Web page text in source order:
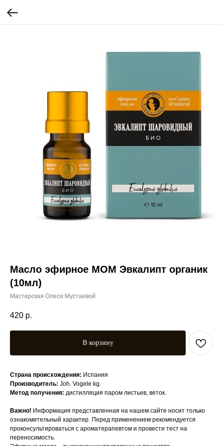
Масло эфирное МОМ Эвкалипт органик
(10мл)
Мастерская Олеси Мустаевой
420 р.
В корзину
Страна происхождения: Испания
Производитель: Joh. Vogele kg.
Метод получения: дистилляция паром листьев, веток.
Важно! Информация представленная на нашем сайте носит только
ознакомительный характер. Перед применением рекомендуется
проконсультироваться с ароматерапевтом и провести тест на
переносимость.